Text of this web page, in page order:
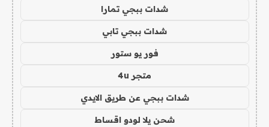
شدات ببجي تمارا
شدات ببجي تابي
فور يو ستور
متجر 4u
شدات ببجي عن طريق الايدي
شحن يلا لودو اقساط